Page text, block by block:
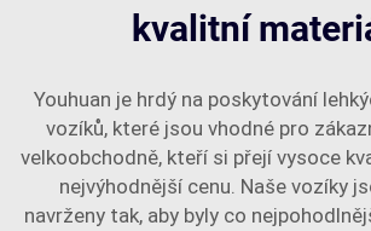
kvalitní
Youhuan je hrdý na poskytování
vozíků, které jsou vhodné pro
velkoobchodně, kteří si přejí vysoce
nejvýhodnější cenu. Naše vozíky
navrženy tak, aby byly co